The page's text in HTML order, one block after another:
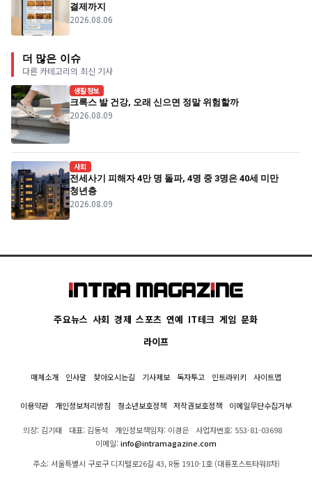
결제까지
2026.08.06
더 많은 이슈
다른 카테고리의 최신 기사
생활정보
크록스 발 건강, 오래 신으면 정말 위험할까
2026.08.09
사회
전세사기 피해자 4만 명 돌파, 4명 중 3명은 40세 미만
청년층
2026.08.09
주요뉴스 사회 경제 스포츠 연예 IT테크 게임 문화
라이프
매체소개 인사말 찾아오시는길 기사제보 독자투고 인트라위키 사이트맵
이용약관 개인정보처리방침 청소년보호정책 저작권보호정책 이메일무단수집거부
의장: 김기태 대표: 김동석 개인정보책임자: 이경은
사업자번호: 553-81-03698
이메일:info@intramagazine.com
주소: 서울특별시 구로구 디지털로26길 43, R동 1910-1호 (대륭포스트타워8차)